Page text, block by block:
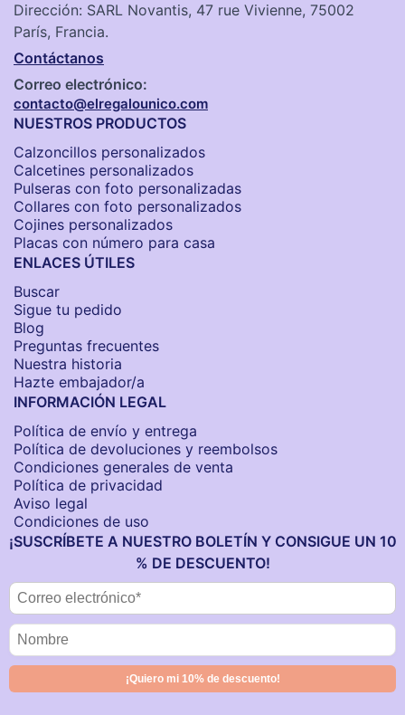
Dirección: SARL Novantis, 47 rue Vivienne, 75002
París, Francia.
Contáctanos
Correo electrónico:
contacto@elregalounico.com
NUESTROS PRODUCTOS
Calzoncillos personalizados​
Calcetines personalizados
Pulseras con foto personalizadas
Collares con foto personalizados
Cojines personalizados
Placas con número para casa
ENLACES ÚTILES
Buscar
Sigue tu pedido
Blog
Preguntas frecuentes
Nuestra historia
Hazte embajador/a
INFORMACIÓN LEGAL
Política de envío y entrega
Política de devoluciones y reembolsos
Condiciones generales de venta
Política de privacidad
Aviso legal
Condiciones de uso
¡SUSCRÍBETE A NUESTRO BOLETÍN Y CONSIGUE UN 10
% DE DESCUENTO!